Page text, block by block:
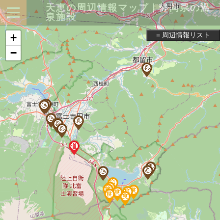
天恵の周辺情報マップ｜静岡県の温
泉施設
≡ 周辺情報リスト
+
−